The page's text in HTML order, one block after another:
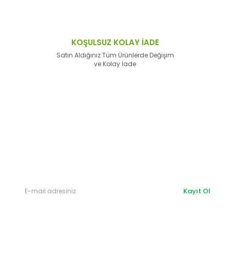
KOŞULSUZ KOLAY İADE
Satın Aldığınız Tüm Ürünlerde Değişim
ve Kolay İade
Kayıt Ol